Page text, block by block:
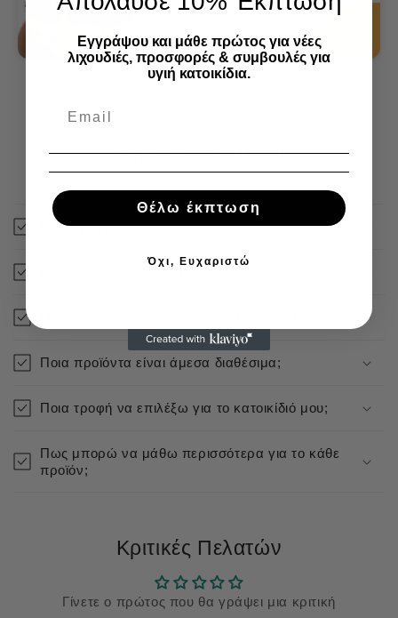
Συχνές ερωτήσεις
Πόσο γρήγορα αποστέλλεται η παραγγελία μου;
Πόσο κοστίζουν τα μεταφορικά έξοδα;
Ποια προϊόντα είναι άμεσα διαθέσιμα;
Ποια τροφή να επιλέξω για το κατοικίδιό μου;
Πως μπορώ να μάθω περισσότερα για το κάθε
προϊόν;
Κριτικές Πελατών
Γίνετε ο πρώτος που θα γράψει μια κριτική
Εγγράψου και μάθε πρώτος για νέες
λιχουδιές, προσφορές & συμβουλές για
υγιή κατοικίδια.
Θέλω έκπτωση
Όχι, Ευχαριστώ